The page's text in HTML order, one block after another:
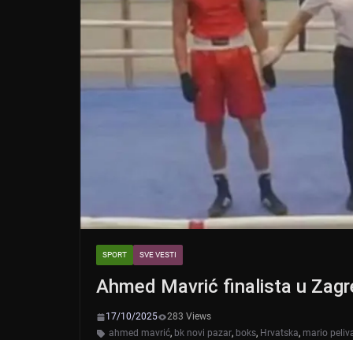
SPORT SVE VESTI
Ahmed Mavrić finalista u
17/10/2025
283 Views
ahmed mavrić, bk novi pazar, boks, Hrvatska, mario